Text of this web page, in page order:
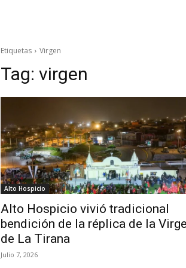
Etiquetas Virgen
Tag: virgen
Alto Hospicio
Alto Hospicio vivió tradicional
bendición de la réplica de la
de La Tirana
Julio 7, 2026